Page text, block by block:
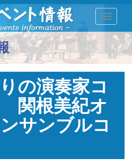
の演奏家コ
関根美紀オ
サンブルコ